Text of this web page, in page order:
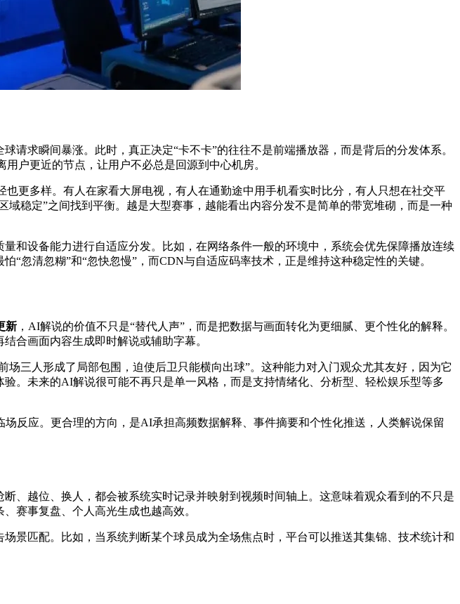
求瞬间暴涨。此时，真正决定“卡不卡”的往往不是前端播放器，而是背后的分发体系。
户更近的节点，让用户不必总是回源到中心机房。
更多样。有人在家看大屏电视，有人在通勤途中用手机看实时比分，有人只想在社交平
稳定”之间找到平衡。越是大型赛事，越能看出内容分发不是简单的带宽堆砌，而是一种
和设备能力进行自适应分发。比如，在网络条件一般的环境中，系统会优先保障播放连续
忽清忽糊”和“忽快忽慢”，而CDN与自适应码率技术，正是维持这种稳定性的关键。
新 ，AI解说的价值不只是“替代人声”，而是把数据与画面转化为更细腻、更个性化的解释。
合画面内容生成即时解说或辅助字幕。
三人形成了局部包围，迫使后卫只能横向出球”。这种能力对入门观众尤其友好，因为它
。未来的AI解说很可能不再只是单一风格，而是支持情绪化、分析型、轻松娱乐型等多
反应。更合理的方向，是AI承担高频数据解释、事件摘要和个性化推送，人类解说保留
、越位、换人，都会被系统实时记录并映射到视频时间轴上。这意味着观众看到的不只是
赛事复盘、个人高光生成也越高效。
景匹配。比如，当系统判断某个球员成为全场焦点时，平台可以推送其集锦、技术统计和